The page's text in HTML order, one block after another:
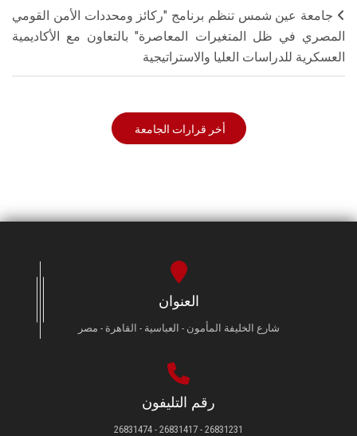
جامعة عين شمس تنظم برنامج "ركائز ومحددات الأمن القومي
المصري في ظل المتغيرات المعاصرة" بالتعاون مع الأكاديمية
العسكرية للدراسات العليا والاستراتيجية
أخر قرارات الجامعة
العنوان
شارع الخليفة المأمون - العباسية - القاهرة - مصر
رقم التليفون
26831231 - 26831417 - 26831474